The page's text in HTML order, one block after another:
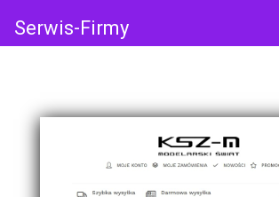
Serwis-Firmy